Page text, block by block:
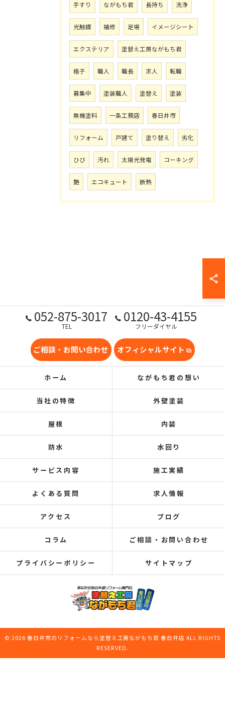
手すり ながもち君 長持ち 洗浄
光触媒 補修 足場 イメージシート
エクステリア 塗替え工房ながもち君
格子 職人 職長 求人 転職
募集中 塗装職人 塗替え 塗装
無機塗料 一条工務店 春日井市
リフォーム 戸建て 塗り替え 劣化
ひび 汚れ 太陽光発電 コーキング
艶 エコキュート 断熱
052-875-3017
TEL
0120-43-4155
フリーダイヤル
ご相談・お問い合わせ オフィシャルサイト
ホーム ながもち君の想い
当社の特徴 外壁塗装
屋根 内装
防水 水回り
サービス内容 施工実績
よくある質問 求人情報
アクセス ブログ
コラム ご相談・お問い合わせ
プライバシーポリシー サイトマップ
© 2026 春日井市のリフォームなら塗替え工房ながもち君 春日井店 ALL RIGHTS
RESERVED.